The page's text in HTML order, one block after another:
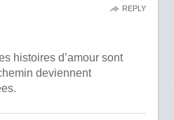
histoires d’amour sont
deviennent
REPLY